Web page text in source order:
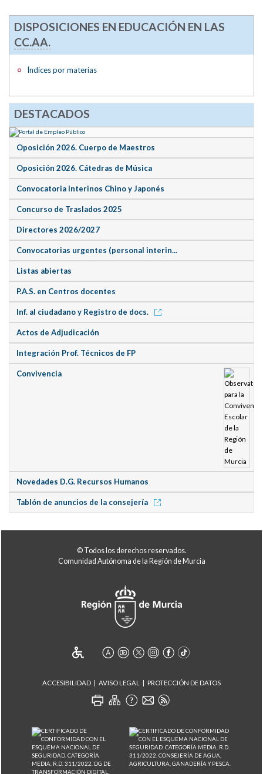
DISPOSICIONES EN EDUCACIÓN EN LAS
CC.AA.
Índices por materias
DESTACADOS
Oposición 2026. Cuerpo de Maestros
Oposición 2026. Cátedras de Música
Convocatoria Interinos Chino y Japonés
Concurso de Traslados 2025
Directores 2026/2027
Convocatorias urgentes (personal interin...
Listas abiertas
P.A.S. en Centros docentes
Inf. al ciudadano y Registro de docs.
Actos de Adjudicación
Integración Prof. Técnicos de FP
Convivencia
Novedades D.G. Recursos Humanos
Tablón de anuncios de la consejería
© Todos los derechos reservados.
Comunidad Autónoma de la Región de Murcia
ACCESIBILIDAD AVISO LEGAL PROTECCIÓN DE DATOS